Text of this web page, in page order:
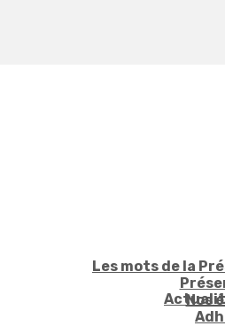
Les mots de la
Nos